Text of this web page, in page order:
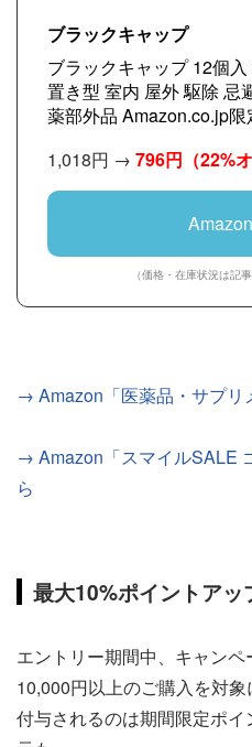
ブラックキャップ
ブラックキャップ 12個
置き型 室内 屋外 駆除 忌
薬部外品 Amazon.co.jp限
1,018円 → 796円 （22%
（価格・在庫状況は記
→ Amazon「医薬品・サプリ
→ Amazon「スマイルSALE
ら
最大10%ポイントアッ
エントリー期間中、キャン
10,000円以上のご購入を対象
付与されるのは期間限定ポ